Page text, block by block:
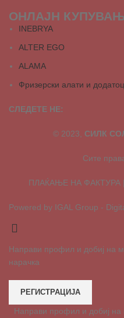
ОНЛАЈН
INEBRYA
ALTER EGO
ALAMA
Фризерски алати и
СЛЕДЕТЕ НЕ:
© 2023, СИЛК
Сите
ПЛАЌАЊЕ НА
Powered by IGAL Group -
Направи профил и добиј на
нарачка
РЕГИСТРАЦИЈА
Направи профил и добиј на